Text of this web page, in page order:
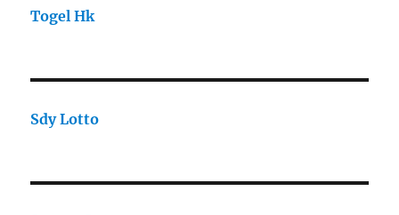
Togel Hk
Sdy Lotto